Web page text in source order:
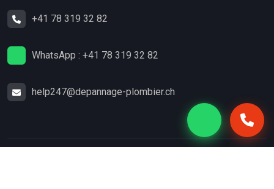
+41 78 319 32 82
WhatsApp : +41 78 319 32 82
help247@depannage-plombier.ch